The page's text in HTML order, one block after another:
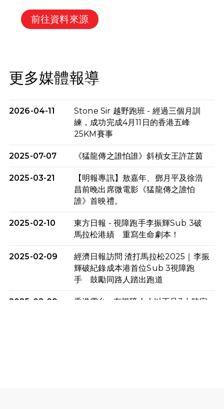
前往資料來源
更多媒體報導
2026-04-11
Stone Sir 越野跑班 - 經過三個月訓
練，成功完成4月11日的香港五峰
25KM賽事
2025-07-07 《猛龍傳之誰怕誰》斜槓女王許芷茵
2025-03-21
【明報專訊】敖嘉年、鄧月平及徐浩
昌前晚出席微電影《猛龍傳之誰怕
誰》首映禮。
2025-02-10
東方日報 - 視障跑手李振輝Sub 3破
馬拉松港績 重寫生命劇本！
2025-02-09
經濟日報訪問 渣打馬拉松2025｜李振
輝破紀錄成本港首位Sub 3視障跑
手 鼓勵同路人踏出跑道
2025-02-09
香港電台 - 有視障人士以不足3小時完